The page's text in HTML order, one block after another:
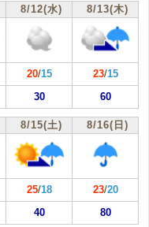
8/12(水) 8/13(木)
20/15 23/15
30 60
8/15(土) 8/16(日)
25/18 23/20
40 80